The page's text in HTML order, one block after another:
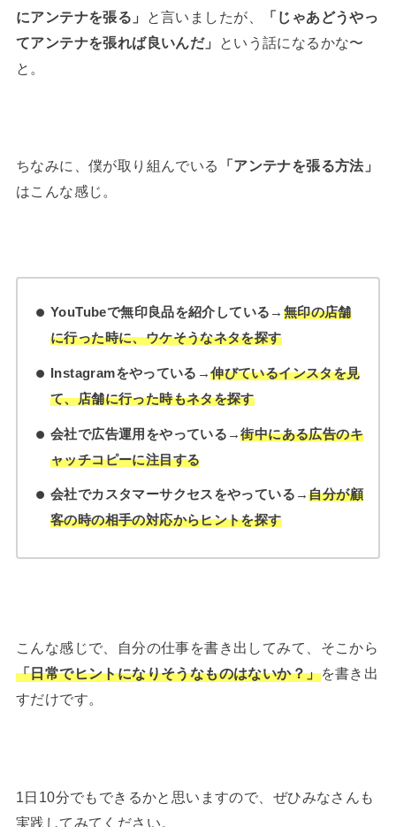
にアンテナを張る」
と言いましたが、
「じゃあどうやっ
てアンテナを張れば良いんだ」
という話になるかな〜
と。
ちなみに、僕が取り組んでいる
「アンテナを張る方法」
はこんな感じ。
YouTubeで無印良品を紹介している→ 無印の店舗
に行った時に、ウケそうなネタを探す
Instagramをやっている→伸びているインスタを見
て、店舗に行った時もネタを探す
会社で広告運用をやっている→街中にある広告のキ
ャッチコピーに注目する
会社でカスタマーサクセスをやっている→自分が顧
客の時の相手の対応からヒントを探す
こんな感じで、自分の仕事を書き出してみて、そこから
「日常でヒントになりそうなものはないか？」を書き出
すだけです。
1日10分でもできるかと思いますので、ぜひみなさんも
実践してみてください。